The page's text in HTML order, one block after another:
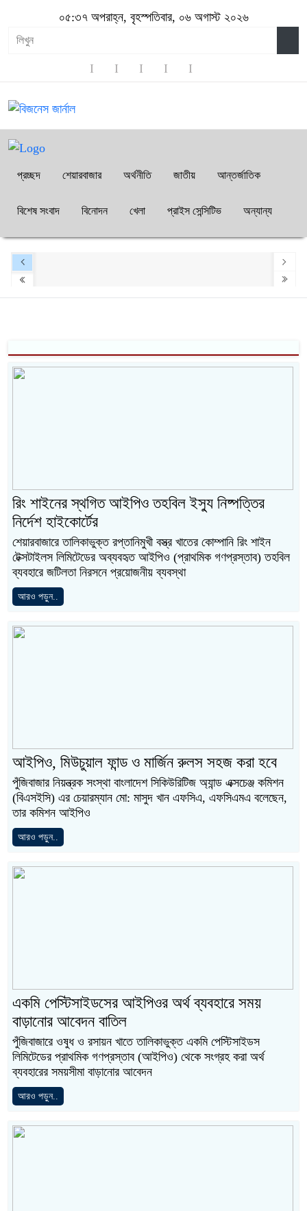
০৫:৩৭ অপরাহ্ন, বৃহস্পতিবার, ০৬ অগাস্ট ২০২৬
প্রচ্ছদ শেয়ারবাজার অর্থনীতি জাতীয় আন্তর্জাতিক
বিশেষ সংবাদ বিনোদন খেলা প্রাইস সেন্সিটিভ অন্যান্য
রিং শাইনের স্থগিত আইপিও তহবিল ইস্যু নিষ্পত্তির
নির্দেশ হাইকোর্টের
শেয়ারবাজারে তালিকাভুক্ত রপ্তানিমুখী বস্ত্র খাতের কোম্পানি রিং শাইন
টেক্সটাইলস লিমিটেডের অব্যবহৃত আইপিও (প্রাথমিক গণপ্রস্তাব) তহবিল
ব্যবহারে জটিলতা নিরসনে প্রয়োজনীয় ব্যবস্থা
আরও পড়ুন..
আইপিও, মিউচুয়াল ফান্ড ও মার্জিন রুলস সহজ করা হবে
পুঁজিবাজার নিয়ন্ত্রক সংস্থা বাংলাদেশ সিকিউরিটিজ অ্যান্ড এক্সচেঞ্জ কমিশন
(বিএসইসি) এর চেয়ারম্যান মো: মাসুদ খান এফসিএ, এফসিএমএ বলেছেন,
তার কমিশন আইপিও
আরও পড়ুন..
একমি পেস্টিসাইডসের আইপিওর অর্থ ব্যবহারে সময়
বাড়ানোর আবেদন বাতিল
পুঁজিবাজারে ওষুধ ও রসায়ন খাতে তালিকাভুক্ত একমি পেস্টিসাইডস
লিমিটেডের প্রাথমিক গণপ্রস্তাব (আইপিও) থেকে সংগ্রহ করা অর্থ
ব্যবহারের সময়সীমা বাড়ানোর আবেদন
আরও পড়ুন..